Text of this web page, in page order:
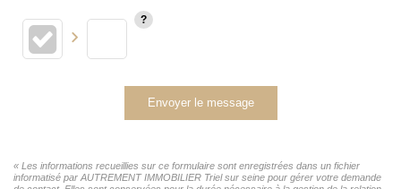
Envoyer le message
« Les informations recueillies sur ce formulaire sont enregistrées dans un fichier
informatisé par AUTREMENT IMMOBILIER Triel sur seine pour gérer votre demande